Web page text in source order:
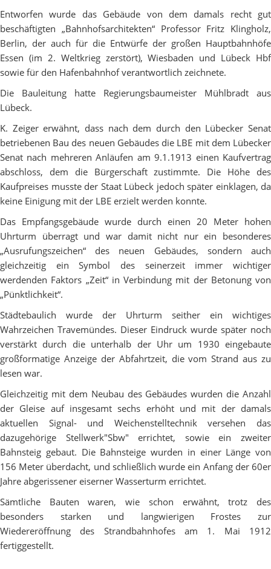
Entworfen wurde das Gebäude von dem damals recht gut
beschäftigten „Bahnhofsarchitekten“ Professor Fritz Klingholz,
Berlin, der auch für die Entwürfe der großen Hauptbahnhöfe
Essen (im 2. Weltkrieg zerstört), Wiesbaden und Lübeck Hbf
sowie für den Hafenbahnhof verantwortlich zeichnete.
Die Bauleitung hatte Regierungsbaumeister Mühlbradt aus
Lübeck.
K. Zeiger erwähnt, dass nach dem durch den Lübecker Senat
betriebenen Bau des neuen Gebäudes die LBE mit dem Lübecker
Senat nach mehreren Anläufen am 9.1.1913 einen Kaufvertrag
abschloss, dem die Bürgerschaft zustimmte. Die Höhe des
Kaufpreises musste der Staat Lübeck jedoch später einklagen, da
keine Einigung mit der LBE erzielt werden konnte.
Das Empfangsgebäude wurde durch einen 20 Meter hohen
Uhrturm überragt und war damit nicht nur ein besonderes
„Ausrufungszeichen“ des neuen Gebäudes, sondern auch
gleichzeitig ein Symbol des seinerzeit immer wichtiger
werdenden Faktors „Zeit“ in Verbindung mit der Betonung von
„Pünktlichkeit“.
Städtebaulich wurde der Uhrturm seither ein wichtiges
Wahrzeichen Travemündes. Dieser Eindruck wurde später noch
verstärkt durch die unterhalb der Uhr um 1930 eingebaute
großformatige Anzeige der Abfahrtzeit, die vom Strand aus zu
lesen war.
Gleichzeitig mit dem Neubau des Gebäudes wurden die Anzahl
der Gleise auf insgesamt sechs erhöht und mit der damals
aktuellen Signal- und Weichenstelltechnik versehen das
dazugehörige Stellwerk"Sbw" errichtet, sowie ein zweiter
Bahnsteig gebaut. Die Bahnsteige wurden in einer Länge von
156 Meter überdacht, und schließlich wurde ein Anfang der 60er
Jahre abgerissener eiserner Wasserturm errichtet.
Sämtliche Bauten waren, wie schon erwähnt, trotz des
besonders starken und langwierigen Frostes zur
Wiedereröffnung des Strandbahnhofes am 1. Mai 1912
fertiggestellt.